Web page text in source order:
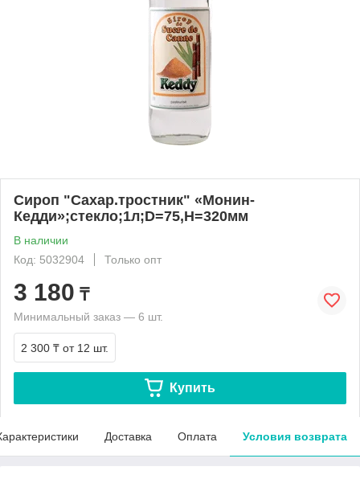
Сироп "Сахар.тростник" «Монин-
Кедди»;стекло;1л;D=75,H=320мм
В наличии
Код: 5032904
Только опт
3 180 ₸
Минимальный заказ — 6 шт.
2 300 ₸ от 12 шт.
Купить
Доставка Оплата Условия возврата